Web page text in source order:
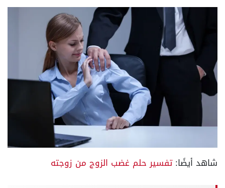
شاهد أيضًا:تفسير حلم غضب الزوج من زوجته